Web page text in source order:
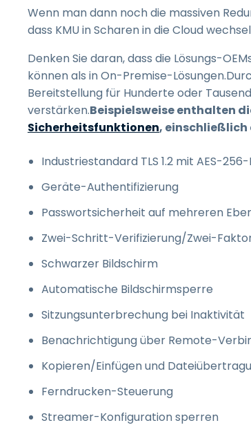
Wenn man dann noch die massiven
dass KMU in Scharen in die Cloud
Denken Sie daran, dass die Lösungs-
können als in On-Premise-
Bereitstellung für Hunderte oder
verstärken.Beispielsweise enthalten
Sicherheitsfunktionen,
Industriestandard TLS 1.2 mit AES-
Geräte-Authentifizierung
Passwortsicherheit auf mehreren
Zwei-Schritt-Verifizierung/Zwei-
Schwarzer Bildschirm
Automatische Bildschirmsperre
Sitzungsunterbrechung bei Inaktivität
Benachrichtigung über Remote-
Kopieren/Einfügen und
Ferndrucken-Steuerung
Streamer-Konfiguration sperren